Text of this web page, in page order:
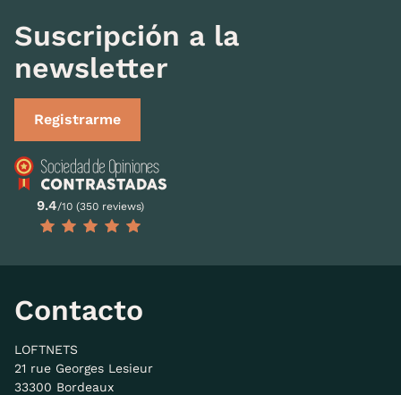
Suscripción a la
newsletter
Registrarme
9.4/10 (350 reviews)
Contacto
LOFTNETS
21 rue Georges Lesieur
33300 Bordeaux